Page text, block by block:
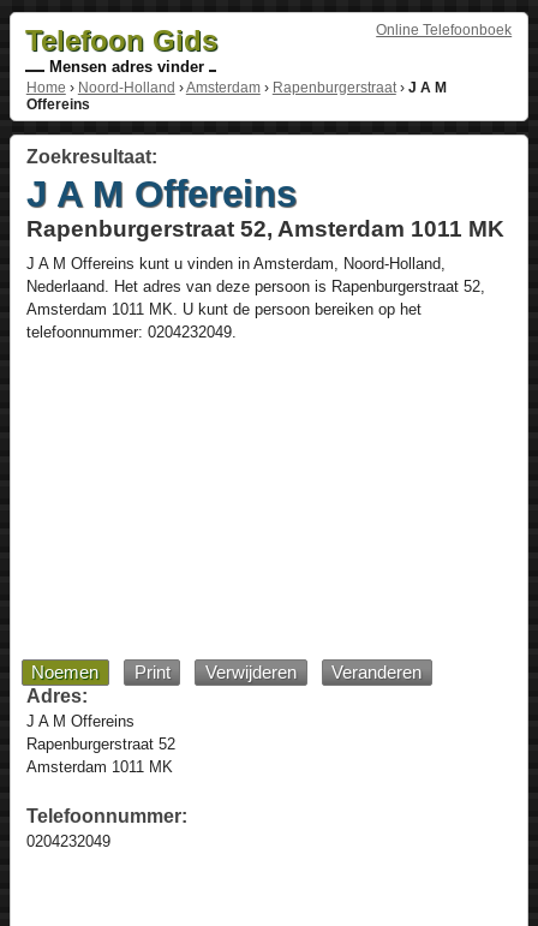
Online Telefoonboek
Telefoon Gids
Mensen adres vinder
Home › Noord-Holland ›Amsterdam› Rapenburgerstraat› J A M
Offereins
Zoekresultaat:
J A M Offereins
Rapenburgerstraat 52, Amsterdam 1011 MK
J A M Offereins kunt u vinden in Amsterdam Noord-Holland,
Nederlaand. Het adres van deze persoon is Rapenburgerstraat 52,
Amsterdam 1011 MK . U kunt de persoon bereiken op het
telefoonnummer: 0204232049.
Noemen Print Verwijderen
Veranderen
Adres:
J A M Offereins
Rapenburgerstraat 52
Amsterdam 1011 MK
Telefoonnummer:
0204232049